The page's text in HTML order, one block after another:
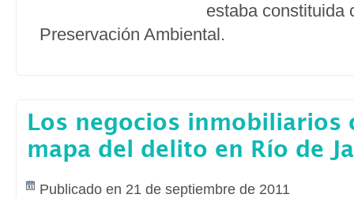
estaba constituida
Preservación Ambiental.
Los negocios inmobiliarios
mapa del delito en Río de
Publicado en 21 de septiembre de 2011